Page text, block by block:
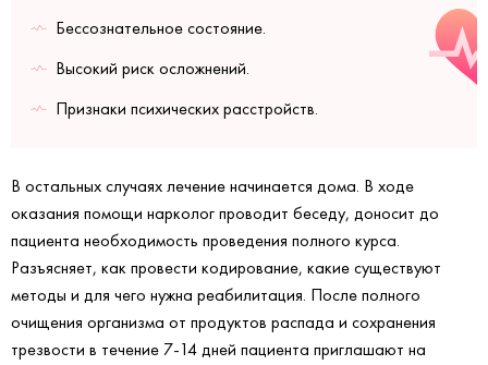
Бессознательное состояние.
Высокий риск осложнений.
Признаки психических расстройств.
В остальных случаях лечение начинается дома. В ходе
оказания помощи нарколог проводит беседу, доносит до
пациента необходимость проведения полного курса.
Разъясняет, как провести кодирование, какие существуют
методы и для чего нужна реабилитация. После полного
очищения организма от продуктов распада и сохранения
трезвости в течение 7-14 дней пациента приглашают на